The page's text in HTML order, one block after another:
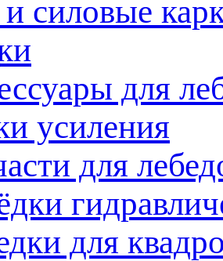
силовые
для
усиления
для
для